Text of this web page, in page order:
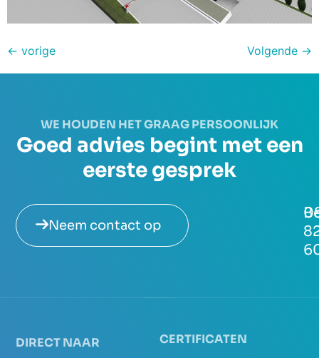
← vorige Volgende →
WE HOUDEN HET GRAAG PERSOONLIJK
Goed advies begint met een
eerste gesprek
Neem contact op
DIRECT NAAR CERTIFICATEN